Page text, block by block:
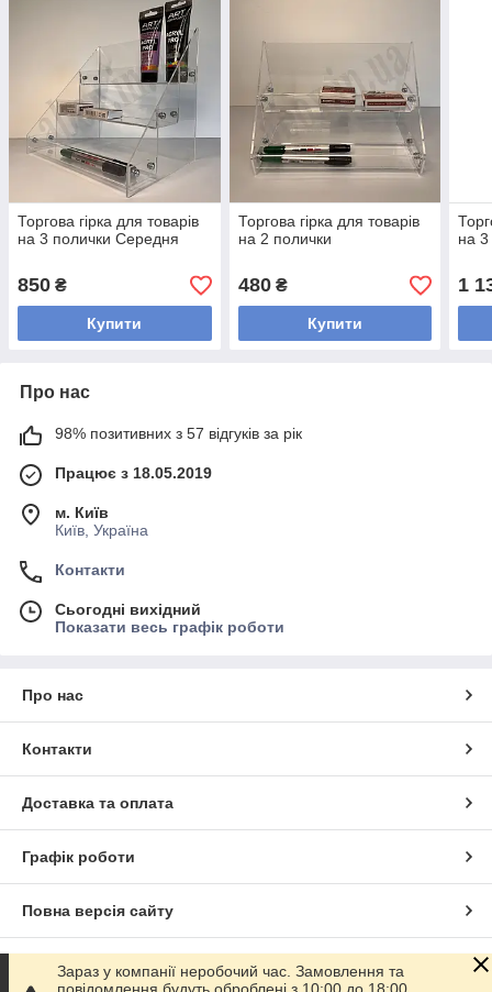
Торгова гірка для товарів
на 3 полички Середня
850 ₴
Купити
Торгова гірка для товарів
на 2 полички
480₴
Купити
на 3
1
Про нас
98% позитивних з 57 відгуків за рік
Працює з 18.05.2019
м. Київ
Київ, Україна
Контакти
Сьогодні вихідний
Показати весь графік роботи
Про нас
Контакти
Доставка та оплата
Графік роботи
Повна версія сайту
Сайт створено на маркетплейсіProm.ua
Зараз у компанії неробочий час. Замовлення та